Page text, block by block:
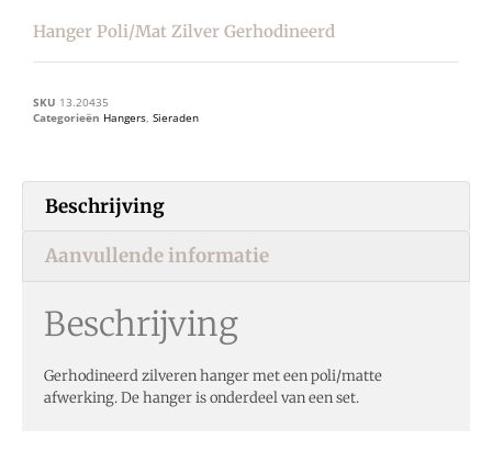
Hanger Poli/mat Zilver Gerhodineerd
SKU 13.20435
Categorieën Hangers, Sieraden
Beschrijving
Aanvullende informatie
Beschrijving
Gerhodineerd zilveren hanger met een poli/matte
afwerking. De hanger is onderdeel van een set.